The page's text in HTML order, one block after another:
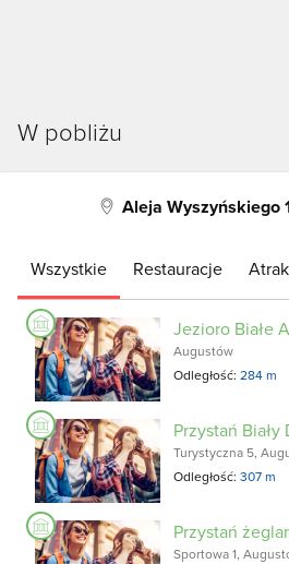
W pobliżu
Aleja Wyszyńskiego
Wszystkie Restauracje
Jezioro Białe
Augustów
Odległość:284 m
Przystań Biały
Turystyczna 5,
Odległość:307 m
Sportowa 1,